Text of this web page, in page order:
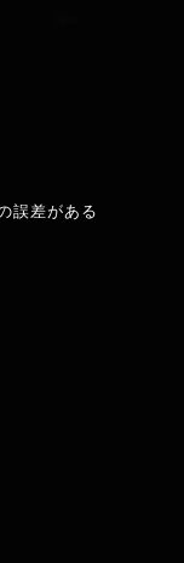
誤差がある